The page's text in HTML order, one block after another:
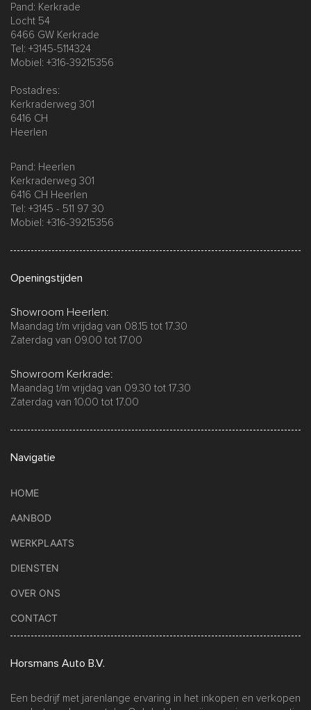
Pand: Kerkrade
Locht 54
6466 GW Kerkrade
Tel: +3145-5114324
Mobiel: +316-39215356
Postadres:
Kerkraderweg 301
6416 CH
Heerlen
Pand: Heerlen
Kerkraderweg 301
6416 CH Heerlen
Tel: +3145 - 511 97 30
Mobiel: +316-39215356
Openingstijden
Showroom Heerlen:
Maandag t/m vrijdag van 08.15 tot 17.30
Zaterdag van 09.00 tot 17.00
Showroom Kerkrade:
Maandag t/m vrijdag van 09.30 tot 17.30
Zaterdag van 10.00 tot 17.00
Navigatie
HOME
AANBOD
WERKPLAATS
DIENSTEN
OVER ONS
CONTACT
Horsmans Auto B.V.
Een bedrijf met jarenlange ervaring in het inkopen en verkopen